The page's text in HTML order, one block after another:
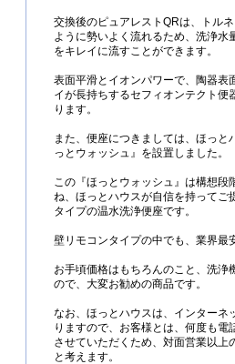
交換後のピュアレストQRは、トル
ように勢いよく流れるため、洗浄水
をキレイに流すことができます。
表面平滑とイオンパワーで、陶器表
イが長持ちするセフィオンテクト便
ります。
また、便座につきましては、ほっと
っとウォッシュ』を設置しました。
この『ほっとウォッシュ』は構想段
ね、ほっとハウスが自信を持ってご
タイプの温水洗浄便座です。
壁リモコンタイプの中でも、業界最
お手頃価格はもちろんのこと、洗浄
ので、大変お勧めの商品です。
なお、ほっとハウスは、インターネ
りますので、お客様とは、何度も電
させていただくため、対面営業以上
と考えます。